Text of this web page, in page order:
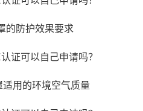
的防护效果要求
用的环境空气质量